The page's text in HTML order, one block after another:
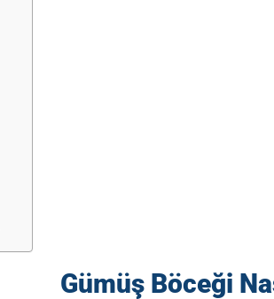
Gümüş Böceği